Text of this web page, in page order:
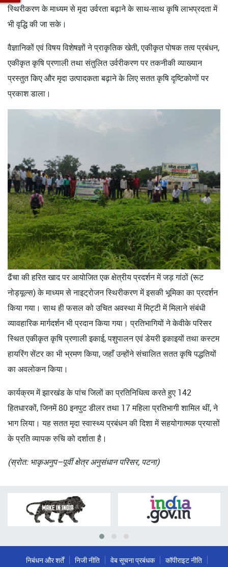
स्थिरीकरण के माध्यम से मृदा उर्वरता बढ़ाने के साथ-साथ कृषि लाभप्रदता में
भी वृद्धि की जा सके।
वैज्ञानिकों एवं विषय विशेषज्ञों ने प्राकृतिक खेती, एकीकृत पोषक तत्व प्रबंधन,
एकीकृत कृषि प्रणाली तथा संतुलित उर्वरीकरण पर तकनीकी व्याख्यान
प्रस्तुत किए और मृदा उत्पादकता बढ़ाने के लिए सतत कृषि दृष्टिकोणों पर
प्रकाश डाला।
ढैंचा की हरित खाद पर आयोजित एक क्षेत्रीय प्रदर्शन में जड़ गांठों (रूट
नोड्यूल्स) के माध्यम से नाइट्रोजन स्थिरीकरण में इसकी भूमिका का प्रदर्शन
किया गया। साथ ही फसल को उचित अवस्था में मिट्टी में मिलाने संबंधी
व्यावहारिक मार्गदर्शन भी प्रदान किया गया। प्रतिभागियों ने केवीके परिसर
स्थित एकीकृत कृषि प्रणाली इकाई, पशुपालन एवं डेयरी इकाइयों तथा कस्टम
हायरिंग सेंटर का भी भ्रमण किया, जहाँ उन्होंने संचालित सतत कृषि पद्धतियों
का अवलोकन किया।
कार्यक्रम में झारखंड के पांच जिलों का प्रतिनिधित्व करते हुए 142
हितधारकों, जिनमें 80 इनपुट डीलर तथा 17 महिला प्रतिभागी शामिल थीं, ने
भाग लिया। यह सतत मृदा स्वास्थ्य प्रबंधन की दिशा में सहयोगात्मक प्रयासों
के प्रति व्यापक रुचि को दर्शाता है।
(स्रोत: भाकृअनुप–पूर्वी क्षेत्र अनुसंधान परिसर, पटना)
निबंधन और शर्तें निजी नीति वेब सूचना प्रबंधक कॉपीराइट नीति